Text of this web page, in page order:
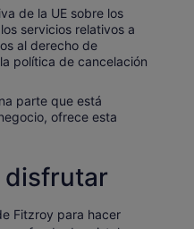
de la UE sobre los
servicios relativos a
al derecho de
política de cancelación
parte que está
ofrece esta
disfrutar
Fitzroy para hacer